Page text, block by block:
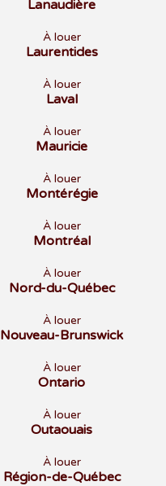
Lanaudière
À louer
Laurentides
À louer
Laval
À louer
Mauricie
À louer
Montérégie
À louer
Montréal
À louer
Nord-du-Québec
À louer
Nouveau-Brunswick
À louer
Ontario
À louer
Outaouais
À louer
Région-de-Québec